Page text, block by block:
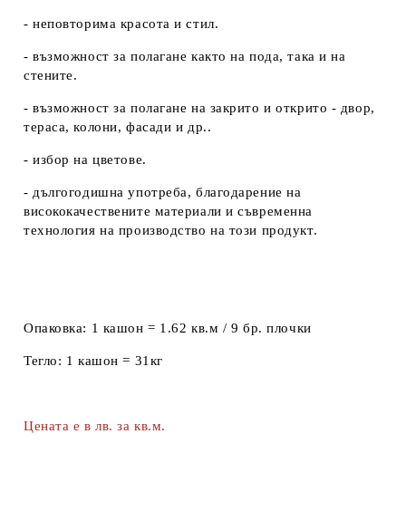
- неповторима красота и стил.
- възможност за полагане както на пода, така и на
стените.
- възможност за полагане на закрито и открито - двор,
тераса, колони, фасади и др..
- избор на цветове.
- дългогодишна употреба, благодарение на
висококачествените материали и съвременна
технология на производство на този продукт.
Опаковка: 1 кашон = 1.62 кв.м / 9 бр. плочки
Тегло: 1 кашон = 31кг
Цената е в лв. за кв.м.